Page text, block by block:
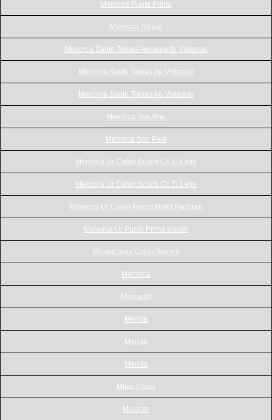
Menorca Punta Prima
Menorca Salgar
Menorca Santo Tomas Aeropuerto Vistamar
Menorca Santo Tomas Ap Vistamar
Menorca Santo Tomas Ap Vistamar
Menorca Son Bou
Menorca Son Park
Menorca Ur Calan Bosch Cc El Lago
Menorca Ur Calan Bosch Cc El Lago
Menorca Ur Calan Forcat Hotel Farragut
Menorca Ur Punta Prima Insotel
Menorcaela Calan Blanes
Menorca
Mercadal
Merida
Merida
Merida
Mijas Costa
Mojacar